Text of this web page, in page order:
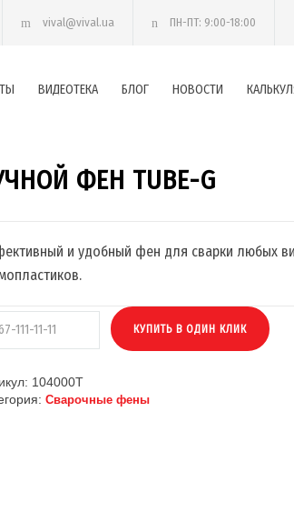
vival@vival.ua ПН-ПТ: 9:00-18:00
ВИДЕОТЕКА БЛОГ НОВОСТИ
ФЕН TUBE-G
и удобный фен для сварки любых
104000T
Сварочные фены